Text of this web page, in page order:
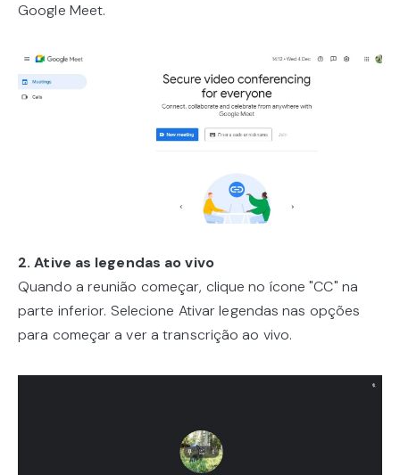
Google Meet.
2. Ative as legendas ao vivo
Quando a reunião começar, clique no ícone "CC" na
parte inferior. Selecione Ativar legendas nas opções
para começar a ver a transcrição ao vivo.